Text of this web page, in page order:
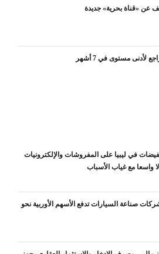
عن «قناة بحرية» جديدة
لأدنى مستوى في 7 أشهر
في ليبيا على المفروشات والإلكترونيات
واسعا مع غياب الأسباب
صناعة السيارات تدفع الأسهم الأوربية نحو